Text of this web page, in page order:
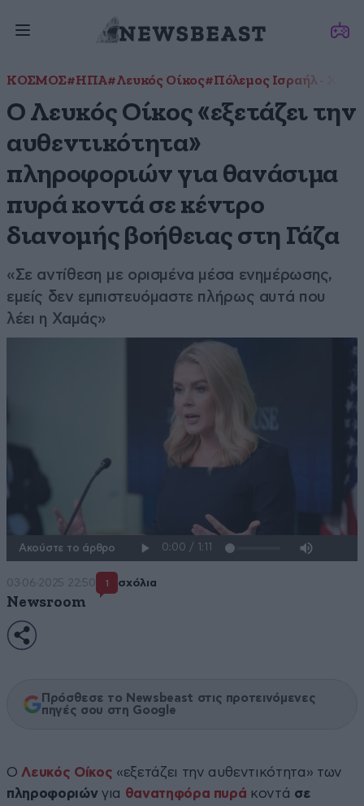
ΚΟΣΜΟΣ#ΗΠΑ#Λευκός Οίκος#Πόλεμος Ισραήλ -
Ο Λευκός Οίκος «εξετάζει την
αυθεντικότητα»
πληροφοριών για θανάσιμα
πυρά κοντά σε κέντρο
διανομής βοήθειας στη Γάζα
«Σε αντίθεση με ορισμένα μέσα ενημέρωσης,
εμείς δεν εμπιστευόμαστε πλήρως αυτά που
λέει η Χαμάς»
Ακούστε το άρθρο
03·06·2025 22:50 1 σχόλια
Newsroom
Πρόσθεσε το Newsbeast στις προτεινόμενες
πηγές σου στη Google
Ο Λευκός Οίκος «εξετάζει την αυθεντικότητα» των
πληροφοριών για θανατηφόρα πυρά κοντά σε